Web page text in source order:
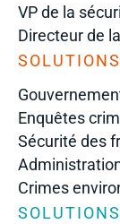
VP de la
Directeur de
Enquêtes
Sécurité des
Crimes